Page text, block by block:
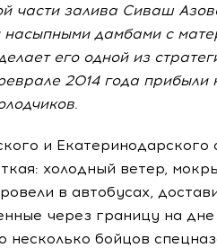
части залива Сиваш
дамбами с
его одной из
2014 года прибыли
и Екатеринодарского
холодный ветер,
в автобусах,
через границу на
бойцов